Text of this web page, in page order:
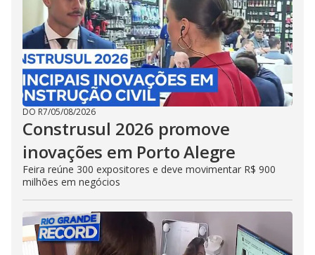
DO R7/05/08/2026
Construsul 2026 promove
inovações em Porto Alegre
Feira reúne 300 expositores e deve movimentar R$ 900
milhões em negócios